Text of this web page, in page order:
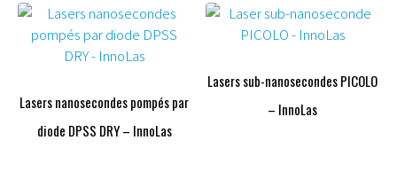
Lasers nanosecondes pompés par
diode DPSS DRY – InnoLas
Lasers sub-nanosecondes PICOLO
– InnoLas